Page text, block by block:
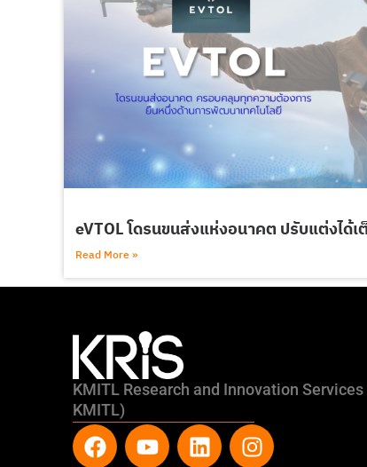
eVTOL โดรนขนส่งแห่งอนาคต ปรับแต่งได้
Read More »
KMITL Research and Innovation Services
KMITL)
F
a
Y
o
L
i
I
n